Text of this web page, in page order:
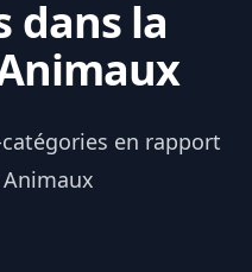
dans la
en rapport